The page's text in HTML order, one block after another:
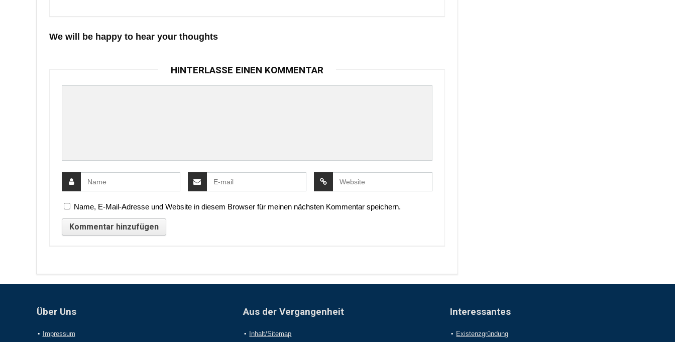
We will be happy to hear your thoughts
HINTERLASSE EINEN KOMMENTAR
Name, E-Mail-Adresse und Website in diesem Browser für meinen nächsten Kommentar speichern.
Über Uns
Impressum
Aus der Vergangenheit
Inhalt/Sitemap
Interessantes
Existenzgründung